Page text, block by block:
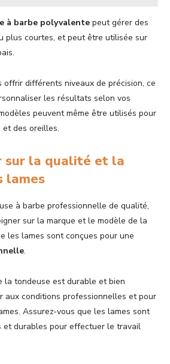
à barbe polyvalente peut gérer des
plus courtes, et peut être utilisée sur
offrir différents niveaux de précision, ce
les résultats selon vos
peuvent même être utilisés pour
des oreilles.
sur la qualité et la
lames
à barbe professionnelle de qualité,
sur la marque et le modèle de la
les lames sont conçues pour une
.
la tondeuse est durable et bien
aux conditions professionnelles et pour
Assurez-vous que les lames sont
et durables pour effectuer le travail